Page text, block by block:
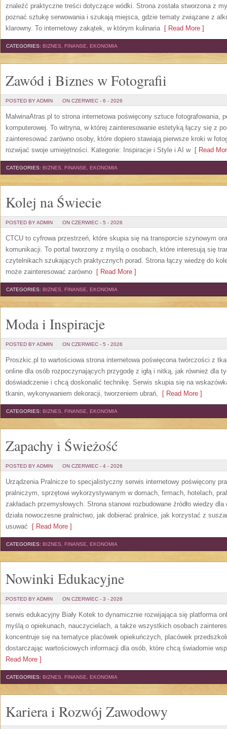
znaleźć praktyczne treści dotyczące wódki. Strona została stworzona z
poznać sztukę serwowania i szukają miejsca, gdzie tematy związane z
klarowny. To internetowy zakątek, w którym kulinaria[ Read More ]
CATEGORIES: BIZNES, FINANSE, EKONOMIA
Zawód i Biznes w Fotografii
POSTED BY ADMIN ON CZERWIEC - 6 - 2026
MalwinaAtras.pl to strona internetowa poświęcony sztuce fotografowania,
komputerowej. To witryna, w której zainteresowanie estetyką łączy się z
zainteresować zarówno osoby, które dopiero stawiają pierwsze kroki w
rozwijać swoje umiejętności. Kategorie: Inspiracje i Style i AI w[ Read
CATEGORIES: BIZNES, FINANSE, EKONOMIA
Kolej na Świecie
POSTED BY ADMIN ON CZERWIEC - 5 - 2026
CTCU to cyfrowa przestrzeń, które skupia się na transporcie szynowym
komunikacji. To portal tworzony z myślą o osobach, które interesują się
czytelnikach szukających praktycznych porad. Strona łączy wiedzę do
może zainteresować zarówno [ Read More ]
CATEGORIES: BIZNES, FINANSE, EKONOMIA
Moda i Inspiracje
POSTED BY ADMIN ON CZERWIEC - 5 - 2026
Proszkic.pl to wartościowa strona internetowa poświęcona twórczości z
online dla osób rozpoczynających przygodę z igłą i nitką, jak również dla
doświadczenie i chcą doskonalić technikę. Serwis skupia się na
tkanin, wykonywaniem dekoracji, tworzeniem ubrań, [ Read More ]
CATEGORIES: BIZNES, FINANSE, EKONOMIA
Zapachy i Świeżość
POSTED BY ADMIN ON CZERWIEC - 4 - 2026
Urządzenia Pralnicze to specjalistyczny serwis internetowy poświęcony
pralniczym, sprzętowi wykorzystywanym w domach, firmach, hotelach,
zakładach przemysłowych. Strona stanowi rozbudowane źródło wiedzy
działa nowoczesne pralnictwo, jak dobierać pralnice, jak korzystać z
usuwać [ Read More ]
CATEGORIES: BIZNES, FINANSE, EKONOMIA
Nowinki Edukacyjne
POSTED BY ADMIN ON CZERWIEC - 3 - 2026
serwis edukacyjny Biały Kotek to dynamicznie rozwijająca się platforma
myślą o opiekunach, nauczycielach, a także wszystkich osobach
koncentruje się na tematyce placówek opiekuńczych, placówek
dostarczając wartościowych informacji dla osób, które chcą świadomie
Read More ]
CATEGORIES: BIZNES, FINANSE, EKONOMIA
Kariera i Rozwój Zawodowy